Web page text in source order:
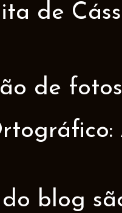
de
de
blog